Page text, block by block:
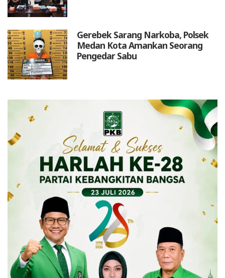
Gerebek Sarang Narkoba, Polsek
Medan Kota Amankan Seorang
Pengedar Sabu